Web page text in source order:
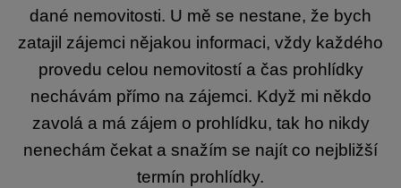
dané nemovitosti. U mě se nestane, že bych
zatajil zájemci nějakou informaci, vždy každého
provedu celou nemovitostí a čas prohlídky
nechávám přímo na zájemci. Když mi někdo
zavolá a má zájem o prohlídku, tak ho nikdy
nenechám čekat a snažím se najít co nejbližší
termín prohlídky.